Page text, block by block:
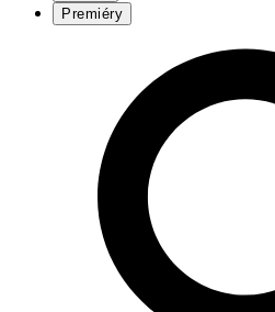
Premiéry